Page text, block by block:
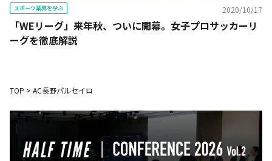
スポーツ業界を学ぶ 2020/10/17
「WEリーグ」来年秋、ついに開幕。女子プロサッカーリ
ーグを徹底解説
TOP > AC長野パルセイロ